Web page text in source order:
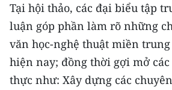
Media Thế giới
Media Thể thao
Media Giáo dục
Tại hội thảo, các đại biểu tập
luận góp phần làm rõ những
văn học-nghệ thuật miền
hiện nay; đồng thời gợi mở
thực như: Xây dựng các